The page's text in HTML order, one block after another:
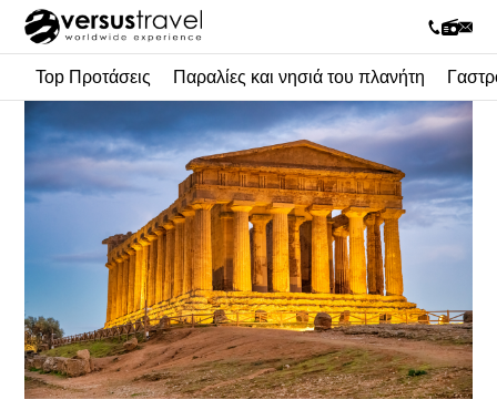
Top Προτάσεις Παραλίες και νησιά του πλανήτη